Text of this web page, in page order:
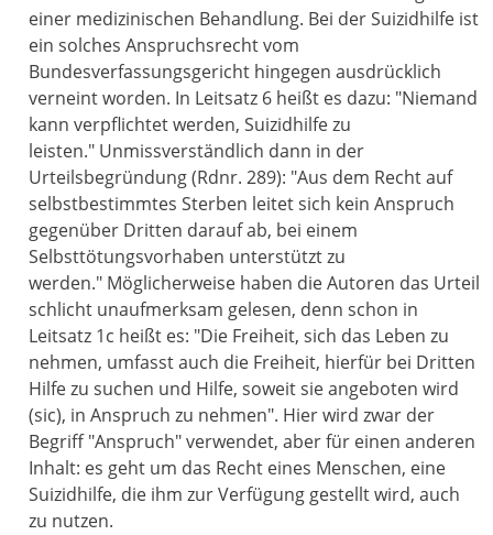
einer medizinischen Behandlung. Bei der Suizidhilfe ist
ein solches Anspruchsrecht vom
Bundesverfassungsgericht hingegen ausdrücklich
verneint worden. In Leitsatz 6 heißt es dazu: "Niemand
kann verpflichtet werden, Suizidhilfe zu
leisten." Unmissverständlich dann in der
Urteilsbegründung (Rdnr. 289): "Aus dem Recht auf
selbstbestimmtes Sterben leitet sich kein Anspruch
gegenüber Dritten darauf ab, bei einem
Selbsttötungsvorhaben unterstützt zu
werden." Möglicherweise haben die Autoren das Urteil
schlicht unaufmerksam gelesen, denn schon in
Leitsatz 1c heißt es: "Die Freiheit, sich das Leben zu
nehmen, umfasst auch die Freiheit, hierfür bei Dritten
Hilfe zu suchen und Hilfe, soweit sie angeboten wird
(sic), in Anspruch zu nehmen". Hier wird zwar der
Begriff "Anspruch" verwendet, aber für einen anderen
Inhalt: es geht um das Recht eines Menschen, eine
Suizidhilfe, die ihm zur Verfügung gestellt wird, auch
zu nutzen.